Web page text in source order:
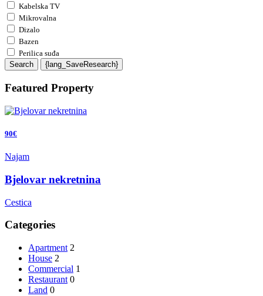
Kabelska TV
Mikrovalna
Dizalo
Bazen
Perilica suđa
Search
{lang_SaveResearch}
Featured Property
90€
Najam
Bjelovar nekretnina
Cestica
Categories
Apartment 2
House 2
Commercial 1
Restaurant 0
Land 0